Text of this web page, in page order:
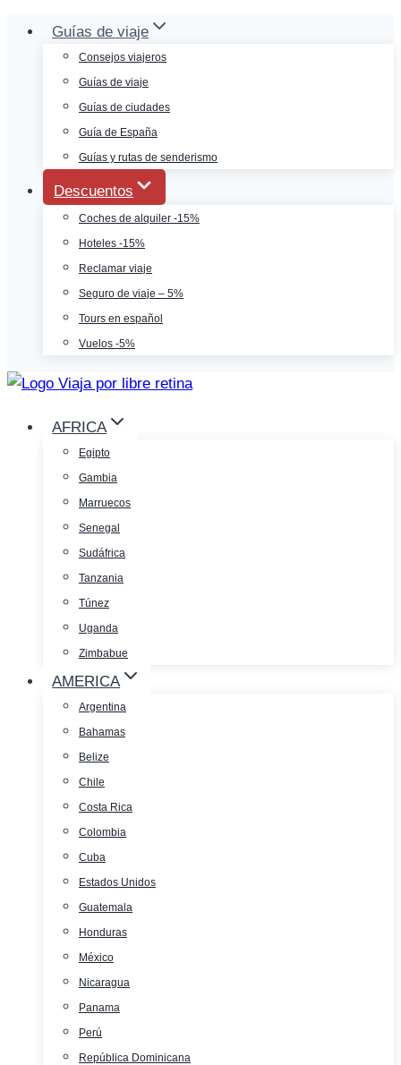
Saltar
contenido
Guías de viaje
Consejos viajeros
Guías de viaje
Guías de ciudades
Guía de España
Guías y rutas de senderismo
Descuentos
Coches de alquiler -15%
Hoteles -15%
Reclamar viaje
Seguro de viaje – 5%
Tours en español
Vuelos -5%
AFRICA
Egipto
Gambia
Marruecos
Senegal
Sudáfrica
Tanzania
Túnez
Uganda
Zimbabue
AMERICA
Argentina
Bahamas
Belize
Chile
Costa Rica
Colombia
Cuba
Estados Unidos
Guatemala
Honduras
México
Nicaragua
Panama
Perú
República Dominicana